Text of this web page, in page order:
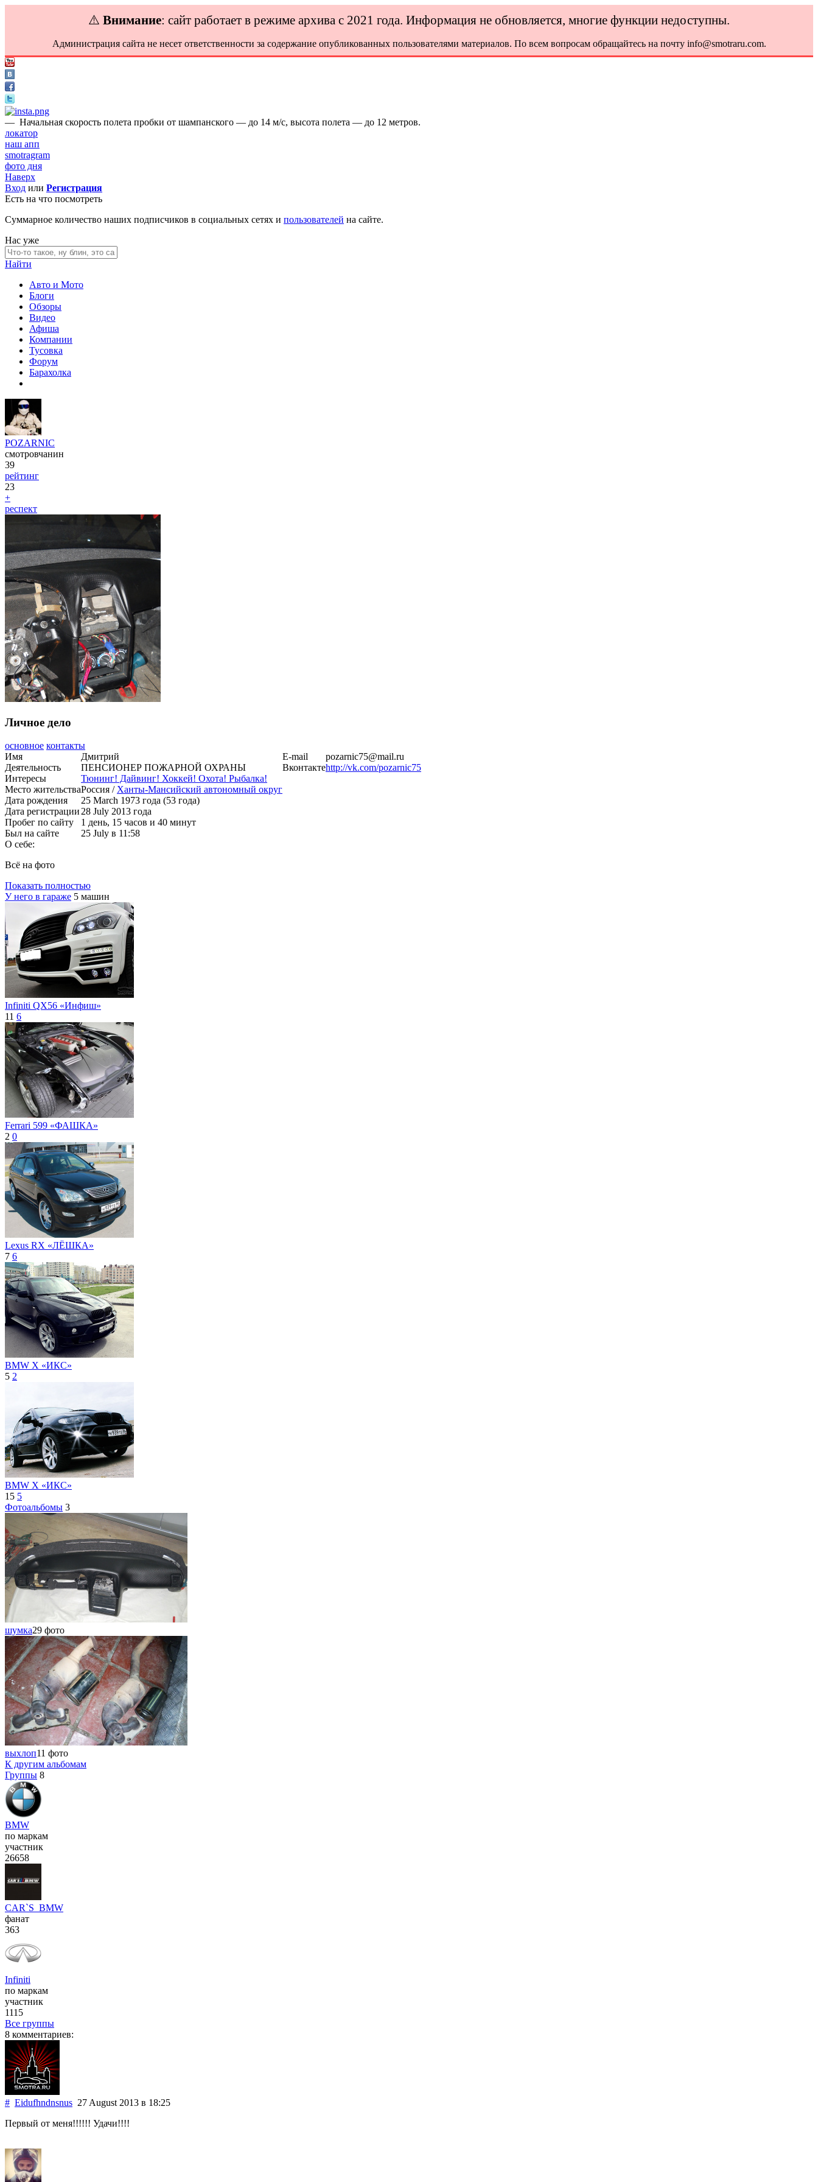
⚠️ Внимание: сайт работает в режиме архива с 2021 года. Информация не обновляется, многие функции недоступны.
Администрация сайта не несет ответственности за содержание опубликованных пользователями материалов. По всем вопросам обращайтесь на почту info@smotraru.com.
— Начальная скорость полета пробки от шампанского — до 14 м/с, высота полета — до 12 метров.
локатор
наш апп
smotragram
фото дня
Наверх
Вход или Регистрация
Есть на что посмотреть
Суммарное количество наших подписчиков в социальных сетях и пользователей на сайте.
Нас уже
Найти
Авто и Мото
Блоги
Обзоры
Видео
Афиша
Компании
Тусовка
Форум
Барахолка
POZARNIC
смотровчанин
39
рейтинг
23
+
респект
Личное дело
основное контакты
Имя
Дмитрий
Деятельность
ПЕНСИОНЕР ПОЖАРНОЙ ОХРАНЫ
Интересы
Тюнинг! Дайвинг! Хоккей! Охота! Рыбалка!
Место жительстваРоссия /Ханты-Мансийский автономный округ
Дата рождения
25 March 1973 года (53 года)
Дата регистрации28 July 2013 года
Пробег по сайту
1 день, 15 часов и 40 минут
Был на сайте
25 July в 11:58
E-mail
pozarnic75@mail.ru
Вконтактеhttp://vk.com/pozarnic75
О себе:
Всё на фото
Показать полностью
У него в гараже 5 машин
Infiniti QX56 «Инфиш»
11 6
Ferrari 599 «ФАШКА»
2 0
Lexus RX «ЛЁШКА»
7 6
BMW X «ИКС»
5 2
BMW X «ИКС»
15 5
Фотоальбомы 3
шумка29 фото
выхлоп11 фото
К другим альбомам
Группы 8
BMW
по маркам
участник
26658
CAR`S_BMW
фанат
363
Infiniti
по маркам
участник
1115
Все группы
8 комментариев:
# Eidufhndnsnus 27 August 2013 в 18:25
Первый от меня!!!!!! Удачи!!!!